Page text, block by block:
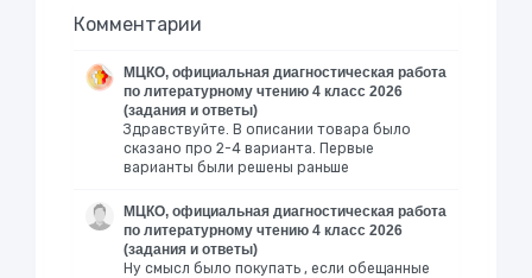
Комментарии
МЦКО, официальная диагностическая работа
по литературному чтению 4 класс 2026
(задания и ответы)
Здравствуйте. В описании товара было
сказано про 2-4 варианта. Первые
варианты были решены раньше
МЦКО, официальная диагностическая работа
по литературному чтению 4 класс 2026
(задания и ответы)
Ну смысл было покупать , если обещанные